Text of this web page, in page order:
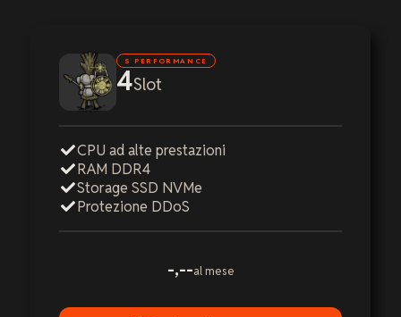
S PERFORMANCE
4Slot
CPU ad alte prestazioni
RAM DDR4
Storage SSD NVMe
Protezione DDoS
-,--al mese